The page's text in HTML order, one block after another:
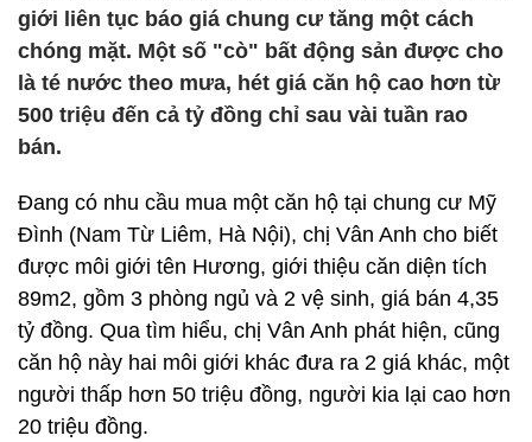
giới liên tục báo giá chung cư tăng một cách
chóng mặt. Một số "cò" bất động sản được cho
là té nước theo mưa, hét giá căn hộ cao hơn từ
500 triệu đến cả tỷ đồng chỉ sau vài tuần rao
bán.
Đang có nhu cầu mua một căn hộ tại chung cư Mỹ
Đình (Nam Từ Liêm, Hà Nội), chị Vân Anh cho biết
được môi giới tên Hương, giới thiệu căn diện tích
89m2, gồm 3 phòng ngủ và 2 vệ sinh, giá bán 4,35
tỷ đồng. Qua tìm hiểu, chị Vân Anh phát hiện, cũng
căn hộ này hai môi giới khác đưa ra 2 giá khác, một
người thấp hơn 50 triệu đồng, người kia lại cao hơn
20 triệu đồng.